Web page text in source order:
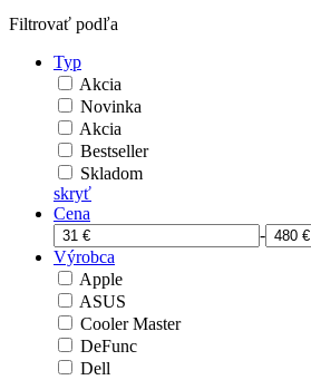
Filtrovať podľa
Typ
Akcia
Novinka
Akcia
Bestseller
Skladom
skryť
Cena
-
Výrobca
Apple
ASUS
Cooler Master
DeFunc
Dell